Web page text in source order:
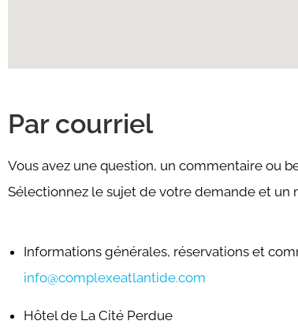
Par courriel
Vous avez une question, un commentaire ou
Sélectionnez le sujet de votre demande et un
Informations générales, réservations et
info@complexeatlantide.com
Hôtel de La Cité Perdue